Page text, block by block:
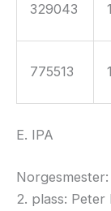
329043
775513
E. IPA
2. plass: Peter